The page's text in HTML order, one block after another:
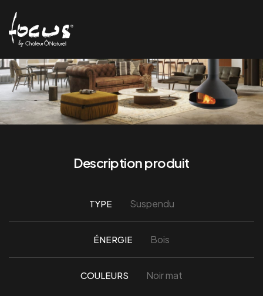
Description produit
TYPE Suspendu
ÉNERGIE Bois
COULEURS Noir mat